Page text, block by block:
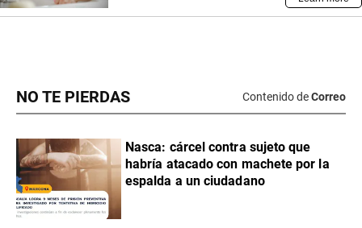
NO TE PIERDAS Contenido deCorreo
Nasca: cárcel contra sujeto que
habría atacado con machete por la
espalda a un ciudadano